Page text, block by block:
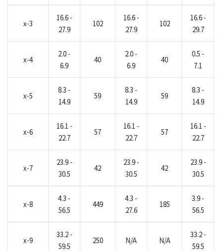
x-3
16.6 -
27.9
102
16.6 -
27.9
102
16.6 -
29.7
x-4
2.0 -
6.9
40
2.0 -
6.9
40
0.5 -
7.1
x-5
8.3 -
14.9
59
8.3 -
14.9
59
8.3 -
14.9
x-6
16.1 -
22.7
57
16.1 -
22.7
57
16.1 -
22.7
x-7
23.9 -
30.5
42
23.9 -
30.5
42
23.9 -
30.5
x-8
4.3 -
56.5
449
4.3 -
27.6
185
3.9 -
56.5
x-9
33.2 -
59.5
250 N/A N/A
33.2 -
59.5